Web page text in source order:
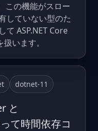
この機能がスロー
していない型のた
て ASP.NET Core
います。
dotnet-11
と
て時間依存コ